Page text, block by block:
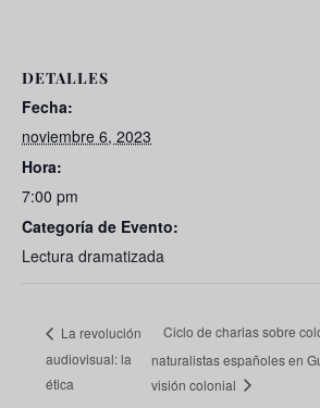
DETALLES
Fecha:
noviembre 6, 2023
Hora:
7:00 pm
Categoría de Evento:
Lectura dramatizada
La revolución
audiovisual: la
ética
Ciclo de charlas sobre
naturalistas españoles en
visión colonial